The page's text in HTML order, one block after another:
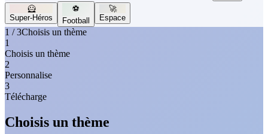
🦸
Super-Héros
⚽
Football
🚀
Espace
1 / 3Choisis un thème
1
Choisis un thème
2
Personnalise
3
Télécharge
Choisis un thème